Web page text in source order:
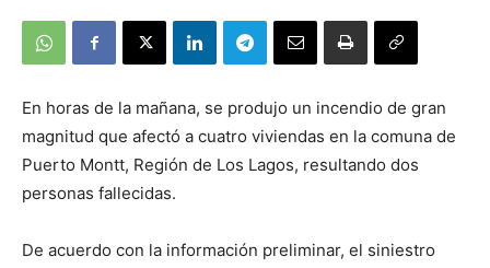
En horas de la mañana, se produjo un incendio de gran
magnitud que afectó a cuatro viviendas en la comuna de
Puerto Montt, Región de Los Lagos, resultando dos
personas fallecidas.
De acuerdo con la información preliminar, el siniestro